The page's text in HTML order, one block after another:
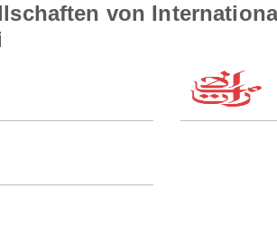
von